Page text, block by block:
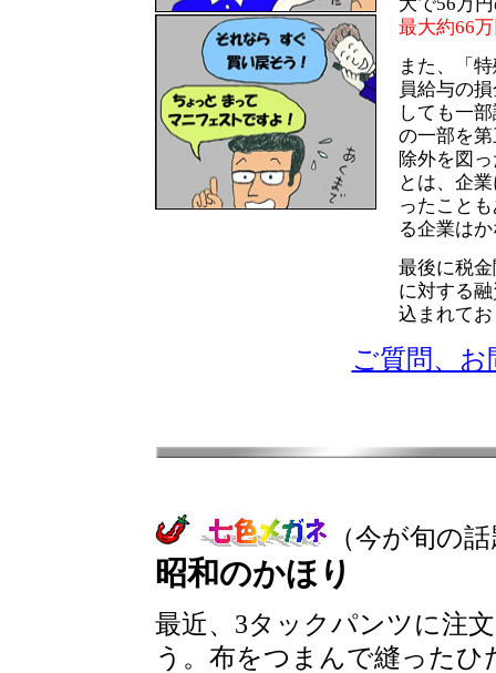
最大約66
また、「
員給与の
しても一
の一部を
除外を図
とは、企
ったこと
る企業は
最後に税
に対する
込まれて
ご質問、
（今が旬の
昭和のかほり
最近、3タックパンツに注
う。布をつまんで縫ったひ